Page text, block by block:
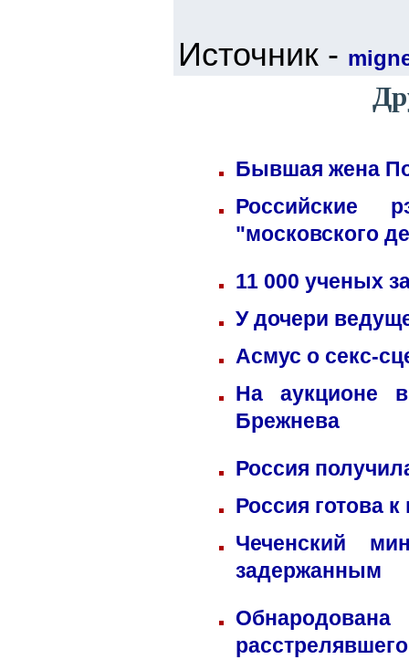
Источник -
Бывшая жена
Российские
"московского
11 000 ученых
У дочери
Асмус о секс-
На аукционе
Брежнева
Россия
Россия готова
Чеченский
задержанным